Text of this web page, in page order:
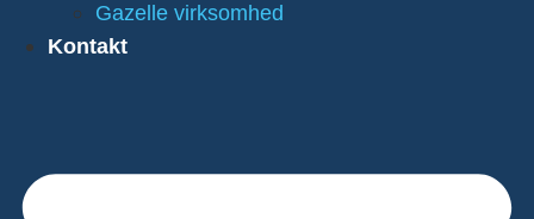
Gazelle virksomhed
Kontakt